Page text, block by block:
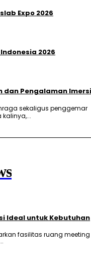
Expo 2026
2026
dan Pengalaman
sekaligus penggemar
kalinya,...
Ideal untuk Kebutuhan
fasilitas ruang meeting